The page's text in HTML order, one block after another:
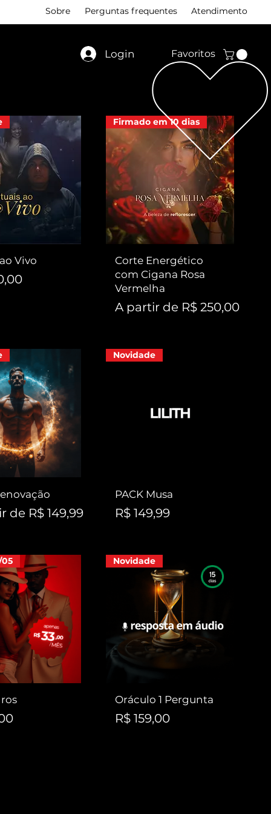
Sobre Perguntas frequentes Atendimento
Login Favoritos
Vivo
Firmado em 10 dias
Corte Energético
com Cigana Rosa
Vermelha
A partir de R$ 250,00
Preço promocional
de R$ 149,99
Novidade
PACK Musa
Preço
R$ 149,99
Novidade
Oráculo 1 Pergunta
Preço
R$ 159,00